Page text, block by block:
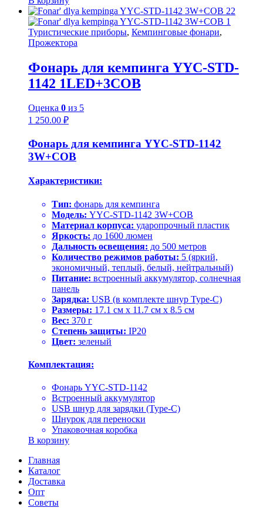
Туристические приборы, Кемпинговые фонари,
Прожектора
Фонарь для кемпинга YYC-STD-
1142 1LED+3COB
Оценка 0 из 5
1 250.00 ₽
Фонарь для кемпинга YYC-STD-1142
3W+COB
Характеристики:
Тип: фонарь для кемпинга
Модель: YYC-STD-1142 3W+COB
Материал корпуса: ударопрочный пластик
Яркость: до 1600 люмен
Дальность освещения: до 500 метров
Количество режимов работы: 5 (яркий,
экономичный, теплый, белый, нейтральный)
Питание: встроенный аккумулятор, солнечная
панель
Зарядка: USB (в комплекте шнур Type-C)
Размеры: 17.1 см x 11.7 см x 8.5 см
Вес: 370 г
Степень защиты: IP20
Цвет: зеленый
Комплектация:
Фонарь YYC-STD-1142
Встроенный аккумулятор
USB шнур для зарядки (Type-C)
Шнурок для переноски
Упаковочная коробка
В корзину
Главная
Каталог
Доставка
Опт
Советы